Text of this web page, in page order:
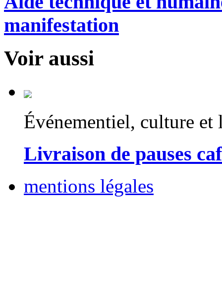
manifestation
Voir aussi
Événementiel, culture et
Livraison de pauses
mentions légales